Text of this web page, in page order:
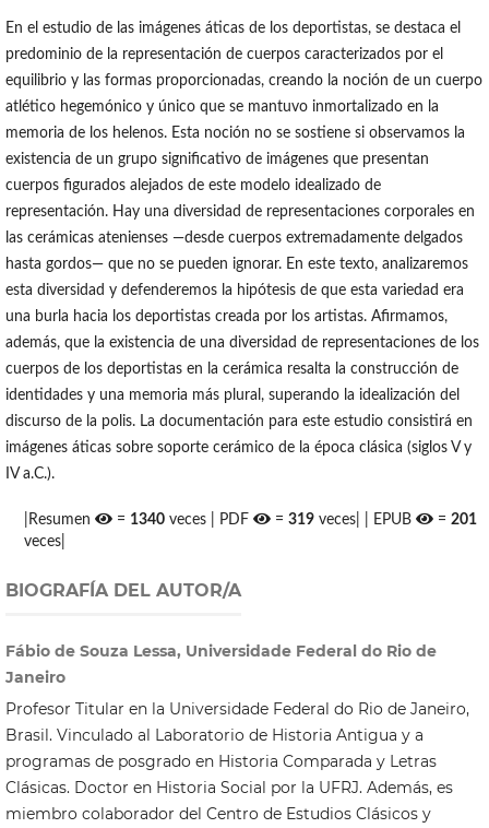
En el estudio de las imágenes áticas de los deportistas, se destaca el
predominio de la representación de cuerpos caracterizados por el
equilibrio y las formas proporcionadas, creando la noción de un cuerpo
atlético hegemónico y único que se mantuvo inmortalizado en la
memoria de los helenos. Esta noción no se sostiene si observamos la
existencia de un grupo significativo de imágenes que presentan
cuerpos figurados alejados de este modelo idealizado de
representación. Hay una diversidad de representaciones corporales en
las cerámicas atenienses —desde cuerpos extremadamente delgados
hasta gordos— que no se pueden ignorar. En este texto, analizaremos
esta diversidad y defenderemos la hipótesis de que esta variedad era
una burla hacia los deportistas creada por los artistas. Afirmamos,
además, que la existencia de una diversidad de representaciones de los
cuerpos de los deportistas en la cerámica resalta la construcción de
identidades y una memoria más plural, superando la idealización del
discurso de la polis. La documentación para este estudio consistirá en
imágenes áticas sobre soporte cerámico de la época clásica (siglos V y
IV a.C.).
|Resumen = 1340 veces | PDF =319 veces| | EPUB =201
veces|
BIOGRAFÍA DEL AUTOR/A
Fábio de Souza Lessa, Universidade Federal do Rio de
Janeiro
Profesor Titular en la Universidade Federal do Rio de Janeiro,
Brasil. Vinculado al Laboratorio de Historia Antigua y a
programas de posgrado en Historia Comparada y Letras
Clásicas. Doctor en Historia Social por la UFRJ. Además, es
miembro colaborador del Centro de Estudios Clásicos y